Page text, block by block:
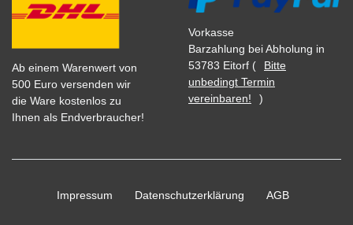
Ab einem Warenwert von
500 Euro versenden wir
die Ware kostenlos zu
Ihnen als Endverbraucher!
Vorkasse
Barzahlung bei Abholung in
53783 Eitorf (
Bitte
unbedingt Termin
vereinbaren!
)
Impressum Daten­schutz­erklärung AGB